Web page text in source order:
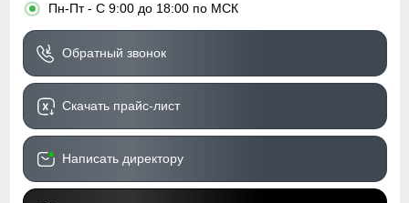
• Пн-Пт - С 9:00 до 18:00 по МСК
Обратный звонок
Скачать прайс-лист
Написать директору